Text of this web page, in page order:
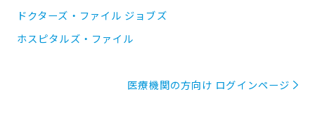
ドクターズ・ファイル ジョブズ
ホスピタルズ・ファイル
医療機関の方向け ログインページ